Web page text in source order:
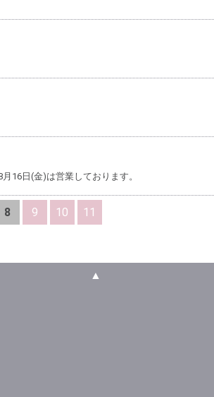
16日(金)は営業しております。
8 9 10 11
▲